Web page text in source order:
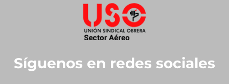
Síguenos en redes sociales